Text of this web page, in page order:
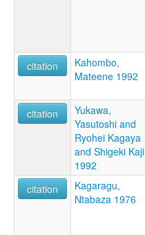
citation
Kahombo,
Mateene 1992
citation
Yukawa,
Yasutoshi and
Ryohei Kagaya
and Shigeki Kaji
1992
citation
Kagaragu,
Ntabaza 1976